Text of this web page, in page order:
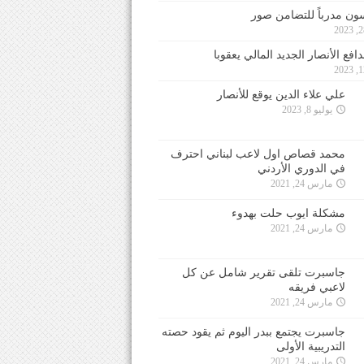
مدرباً للتضامن صور
الأنصار الجديد المالي يعقوبا
علي علاء الدين يوقع للأنصار
يوليو 8, 2023
محمد قصاص اول لاعب لبناني احترف
في الدوري الأردني
مارس 24, 2021
مشكلة ايوب حلت بهدوء
مارس 24, 2021
جاسبرت تلقى تقرير شامل عن كل
لاعبي فريقه
مارس 24, 2021
جاسبرت يجتمع ببدر اليوم ثم يقود حصته
التدريبية الأولى
مارس 24, 2021